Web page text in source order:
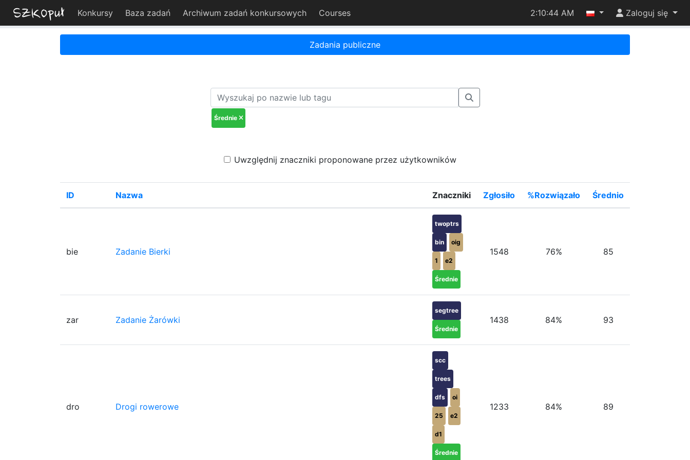
Konkursy Baza zadań Archiwum zadań konkursowych Courses 2:10:45 AM Zaloguj się
Zadania publiczne
Średnie
Uwzględnij znaczniki proponowane przez użytkowników
ID Nazwa Znaczniki Zgłosiło %Rozwiązało Średnio
bie Zadanie Bierki
twoptrs
bin oig
1 e2
Średnie
1548 76% 85
zar Zadanie Żarówki
segtree
Średnie
1438 84% 93
dro Drogi rowerowe
scc
trees
dfs oi
25 e2
d1
Średnie
1233 84% 89